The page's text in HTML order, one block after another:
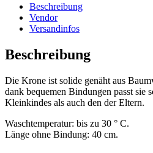
Beschreibung
Vendor
Versandinfos
Beschreibung
Die Krone ist solide genäht aus
dank bequemen Bindungen passt sie
Kleinkindes als auch den der Eltern.
Waschtemperatur: bis zu 30 ° C.
Länge ohne Bindung: 40 cm.